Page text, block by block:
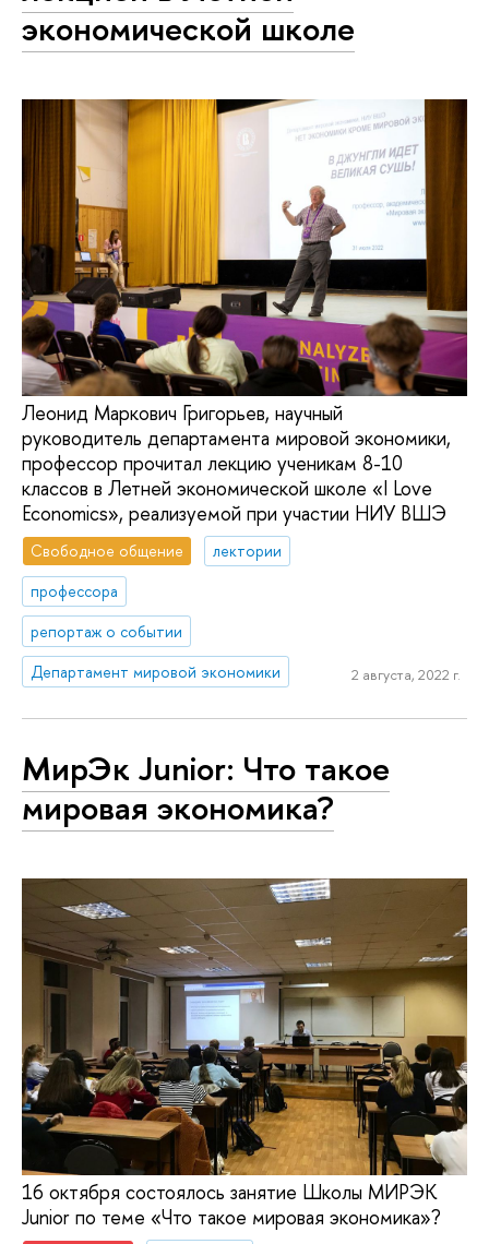
экономической школе
Леонид Маркович Григорьев, научный
руководитель департамента мировой экономики,
профессор прочитал лекцию ученикам 8-10
классов в Летней экономической школе «I Love
Economics», реализуемой при участии НИУ ВШЭ
Свободное общение
лектории
профессора
репортаж о событии
Департамент мировой экономики
2 августа, 2022 г.
МирЭк Junior: Что такое
мировая экономика?
16 октября состоялось занятие Школы МИРЭК
Junior по теме «Что такое мировая экономика»?